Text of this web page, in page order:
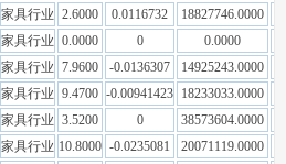
散户资金流向
今天股市最新消息
家具行业 2.6000 0.0116732 18827746.0000
家具行业 0.0000 0
0.0000
家具行业 7.9600 -0.0136307 14925243.0000
家具行业 9.4700 -0.00941423 18233033.0000
家具行业 3.5200 0 38573604.0000
家具行业 10.8000 -0.0235081 20071119.0000